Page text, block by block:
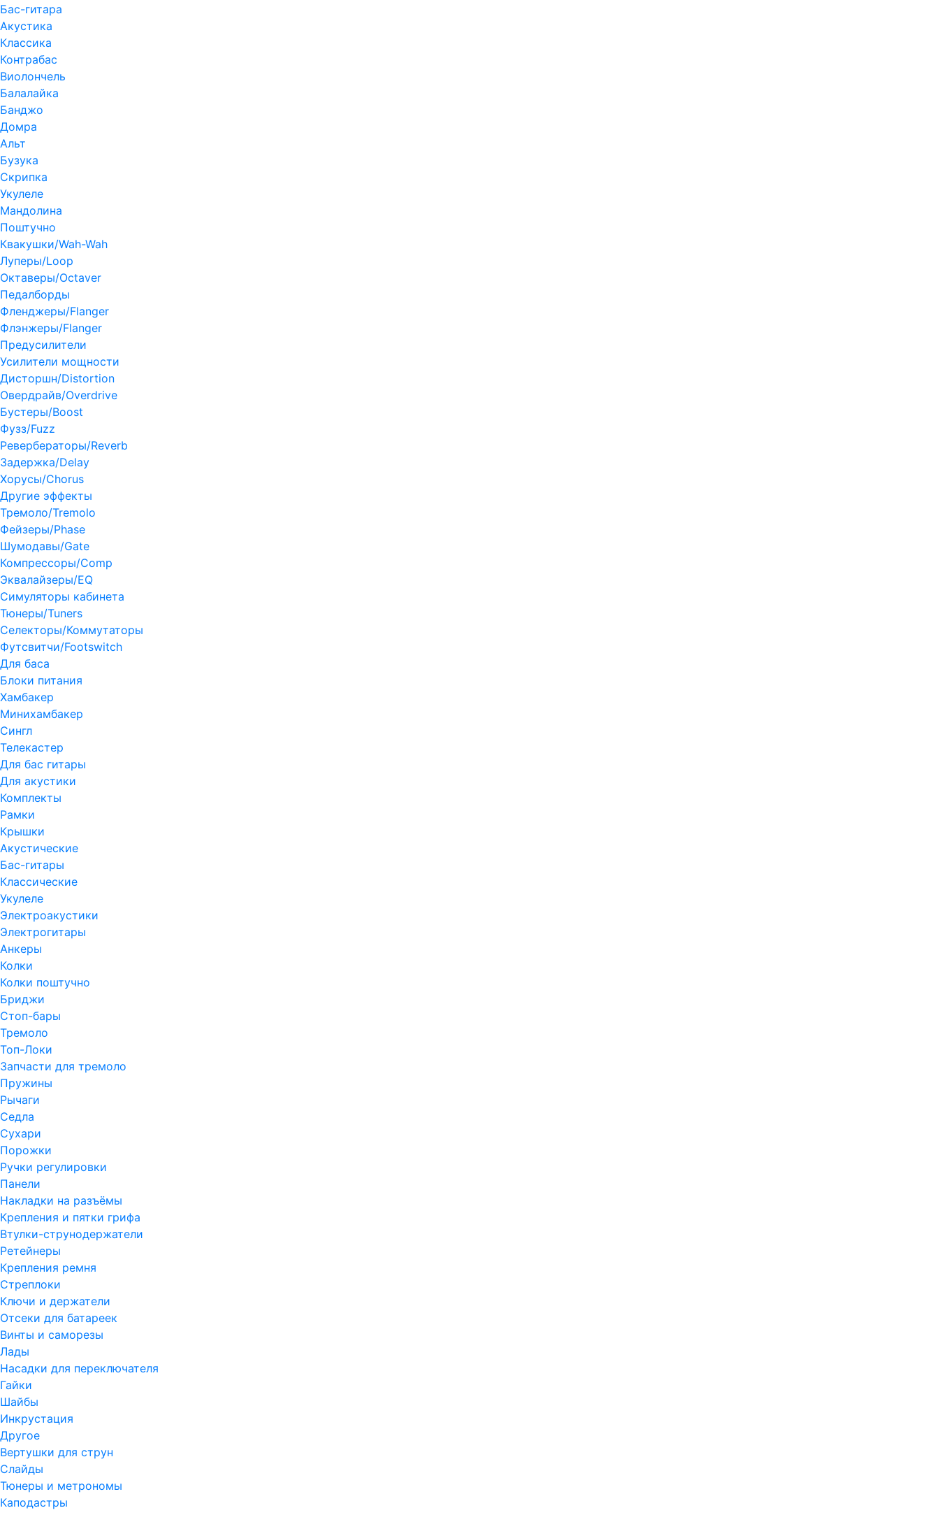
Бас-гитара
Акустика
Классика
Контрабас
Виолончель
Балалайка
Банджо
Домра
Альт
Бузука
Скрипка
Укулеле
Мандолина
Поштучно
Квакушки/Wah-Wah
Луперы/Loop
Октаверы/Octaver
Педалборды
Фленджеры/Flanger
Флэнжеры/Flanger
Предусилители
Усилители мощности
Дисторшн/Distortion
Овердрайв/Overdrive
Бустеры/Boost
Фузз/Fuzz
Ревербераторы/Reverb
Задержка/Delay
Хорусы/Chorus
Другие эффекты
Тремоло/Tremolo
Фейзеры/Phase
Шумодавы/Gate
Компрессоры/Comp
Эквалайзеры/EQ
Симуляторы кабинета
Тюнеры/Tuners
Селекторы/Коммутаторы
Футсвитчи/Footswitch
Для баса
Блоки питания
Хамбакер
Минихамбакер
Сингл
Телекастер
Для бас гитары
Для акустики
Комплекты
Рамки
Крышки
Акустические
Бас-гитары
Классические
Укулеле
Электроакустики
Электрогитары
Анкеры
Колки
Колки поштучно
Бриджи
Стоп-бары
Тремоло
Топ-Локи
Запчасти для тремоло
Пружины
Рычаги
Седла
Сухари
Порожки
Ручки регулировки
Панели
Накладки на разъёмы
Крепления и пятки грифа
Втулки-струнодержатели
Ретейнеры
Крепления ремня
Стреплоки
Ключи и держатели
Отсеки для батареек
Винты и саморезы
Лады
Насадки для переключателя
Гайки
Шайбы
Инкрустация
Другое
Вертушки для струн
Слайды
Тюнеры и метрономы
Каподастры